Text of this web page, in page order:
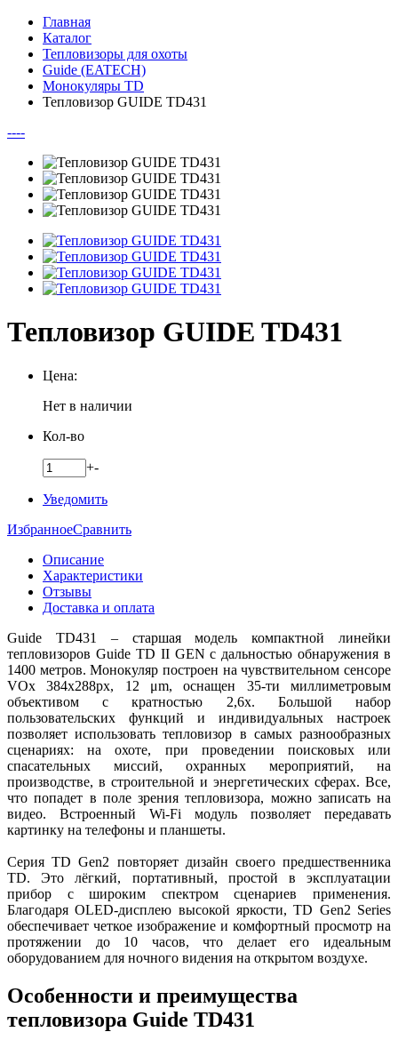
Главная
Каталог
Тепловизоры для охоты
Guide (EATECH)
Монокуляры TD
Тепловизор GUIDE TD431
----
Тепловизор GUIDE TD431
Цена:
Нет в наличии
Кол-во
+-
Уведомить
ИзбранноеСравнить
Описание
Характеристики
Отзывы
Доставка и оплата
Guide TD431 – старшая модель компактной линейки
тепловизоров Guide TD II GEN с дальностью обнаружения в
1400 метров. Монокуляр построен на чувствительном сенсоре
VOx 384х288рх, 12 μm, оснащен 35-ти миллиметровым
объективом с кратностью 2,6х. Большой набор
пользовательских функций и индивидуальных настроек
позволяет использовать тепловизор в самых разнообразных
сценариях: на охоте, при проведении поисковых или
спасательных миссий, охранных мероприятий, на
производстве, в строительной и энергетических сферах. Все,
что попадет в поле зрения тепловизора, можно записать на
видео. Встроенный Wi-Fi модуль позволяет передавать
картинку на телефоны и планшеты.
Серия TD Gen2 повторяет дизайн своего предшественника
TD. Это лёгкий, портативный, простой в эксплуатации
прибор с широким спектром сценариев применения.
Благодаря OLED-дисплею высокой яркости, TD Gen2 Series
обеспечивает четкое изображение и комфортный просмотр на
протяжении до 10 часов, что делает его идеальным
оборудованием для ночного видения на открытом воздухе.
Особенности и преимущества
тепловизора Guide TD431